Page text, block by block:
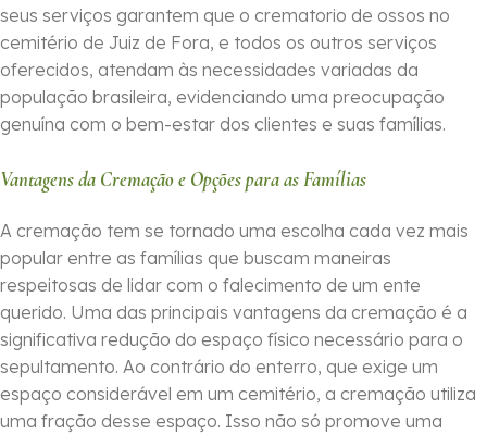
seus serviços garantem que o crematorio de ossos no
cemitério de Juiz de Fora, e todos os outros serviços
oferecidos, atendam às necessidades variadas da
população brasileira, evidenciando uma preocupação
genuína com o bem-estar dos clientes e suas famílias.
Vantagens da Cremação e Opções para as Famílias
A cremação tem se tornado uma escolha cada vez mais
popular entre as famílias que buscam maneiras
respeitosas de lidar com o falecimento de um ente
querido. Uma das principais vantagens da cremação é a
significativa redução do espaço físico necessário para o
sepultamento. Ao contrário do enterro, que exige um
espaço considerável em um cemitério, a cremação utiliza
uma fração desse espaço. Isso não só promove uma